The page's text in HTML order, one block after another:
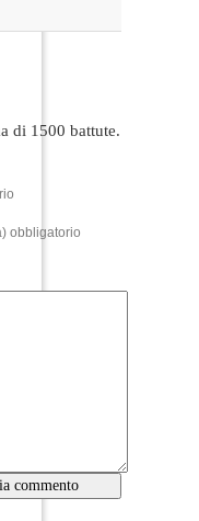
di 1500 battute.
obbligatorio